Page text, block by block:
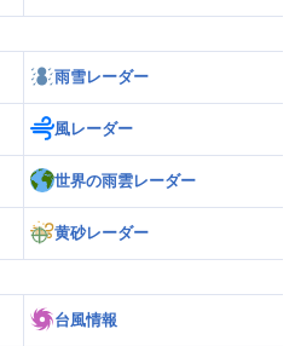
雨雪レーダー
風レーダー
世界の雨雲レーダー
黄砂レーダー
台風情報